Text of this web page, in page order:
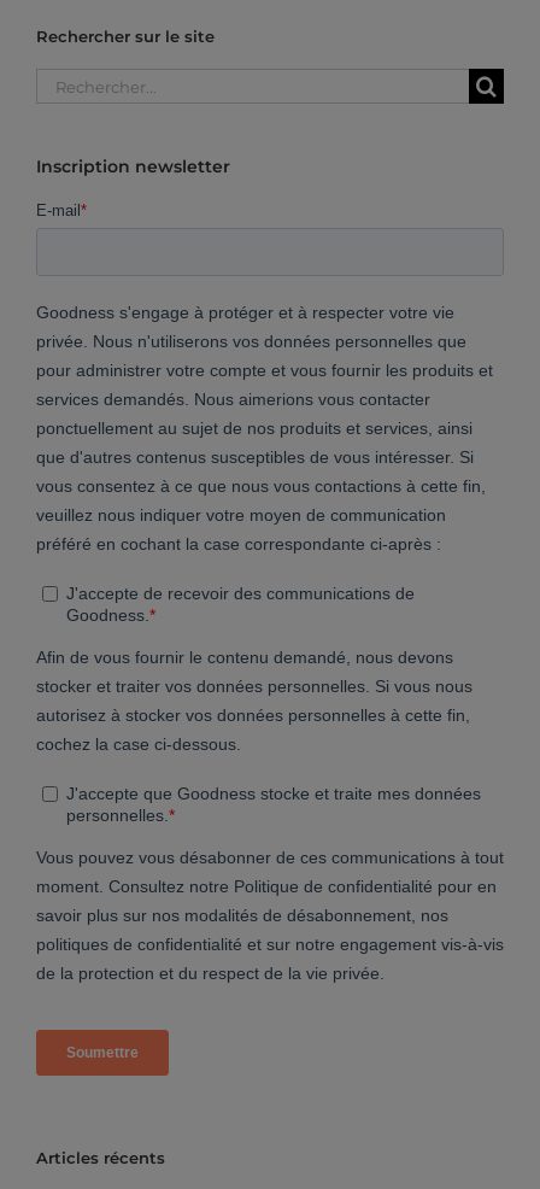
Rechercher sur le site
Rechercher:
Inscription newsletter
Articles récents